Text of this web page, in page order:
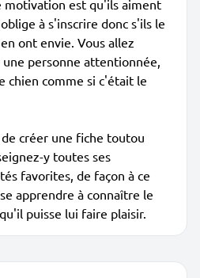
motivation est qu'ils aiment
à s'inscrire donc s'ils le
ont envie. Vous allez
personne attentionnée,
chien comme si c'était le
créer une fiche toutou
y toutes ses
favorites, de façon à ce
apprendre à connaître le
puisse lui faire plaisir.